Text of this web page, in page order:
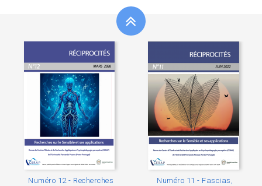
Numéro 12 - Recherches
Numéro 11 - Fascias,